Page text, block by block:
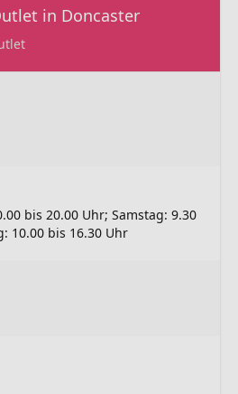
in Doncaster
bis 20.00 Uhr; Samstag: 9.30
10.00 bis 16.30 Uhr